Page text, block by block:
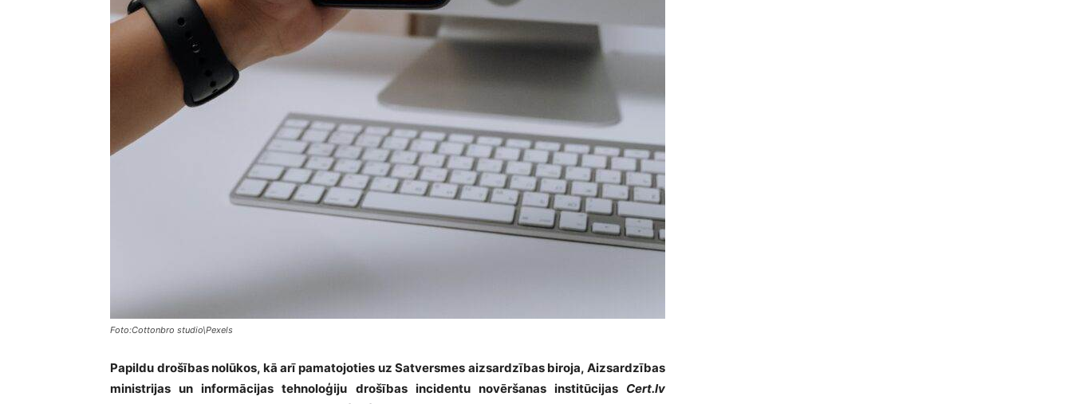
Foto:Cottonbro studio\Pexels
Papildu drošības nolūkos, kā arī pamatojoties uz Satversmes aizsardzības biroja, Aizsardzības
ministrijas un informācijas tehnoloģiju drošības incidentu novēršanas institūcijas Cert.lv